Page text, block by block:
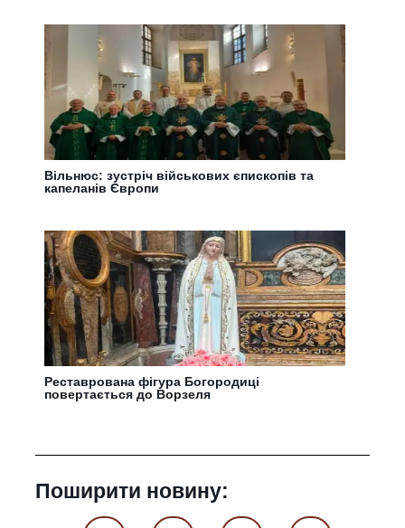
Вільнюс: зустріч військових єпископів та
капеланів Європи
Реставрована фігура Богородиці
повертається до Ворзеля
Поширити новину: